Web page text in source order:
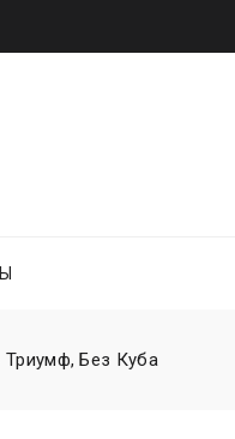
Без Куба